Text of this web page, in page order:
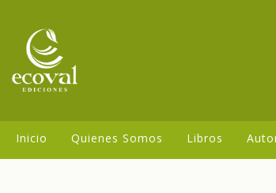
Inicio Quienes Somos Libros